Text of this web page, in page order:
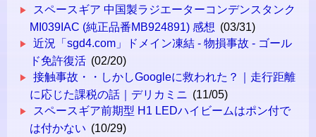
スペースギア 中国製ラジエーターコンデンスタンク
MI039IAC (純正品番MB924891) 感想 (03/31)
近況「sgd4.com」ドメイン凍結 - 物損事故 - ゴール
ド免許復活 (02/20)
接触事故・・しかしGoogleに救われた？｜走行距離
に応じた課税の話｜デリカミニ (11/05)
スペースギア前期型 H1 LEDハイビームはポン付で
は付かない (10/29)